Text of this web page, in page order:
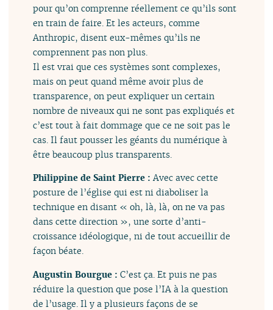
pour qu’on comprenne réellement ce qu’ils sont
en train de faire. Et les acteurs, comme
Anthropic, disent eux-mêmes qu’ils ne
comprennent pas non plus.
Il est vrai que ces systèmes sont complexes,
mais on peut quand même avoir plus de
transparence, on peut expliquer un certain
nombre de niveaux qui ne sont pas expliqués et
c’est tout à fait dommage que ce ne soit pas le
cas. Il faut pousser les géants du numérique à
être beaucoup plus transparents.
Philippine de Saint Pierre :Avec avec cette
posture de l’église qui est ni diaboliser la
technique en disant « oh, là, là, on ne va pas
dans cette direction », une sorte d’anti-
croissance idéologique, ni de tout accueillir de
façon béate.
Augustin Bourgue :C’est ça. Et puis ne pas
réduire la question que pose l’IA à la question
de l’usage. Il y a plusieurs façons de se